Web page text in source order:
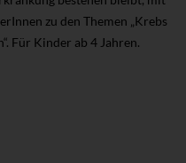
zu den Themen „Krebs
Für Kinder ab 4 Jahren.